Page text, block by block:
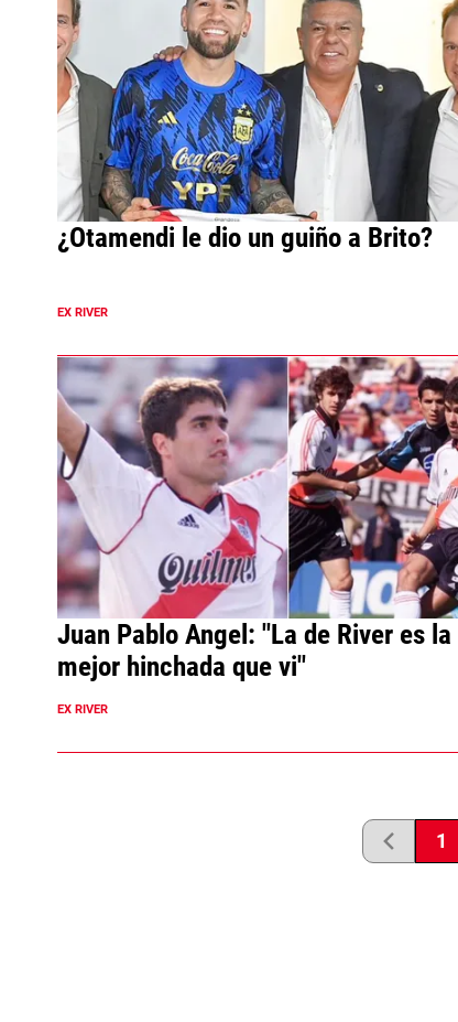
¿Otamendi le dio un guiño a Brito?
EX RIVER
Juan Pablo Angel: "La de River es la
mejor hinchada que vi"
EX RIVER
1